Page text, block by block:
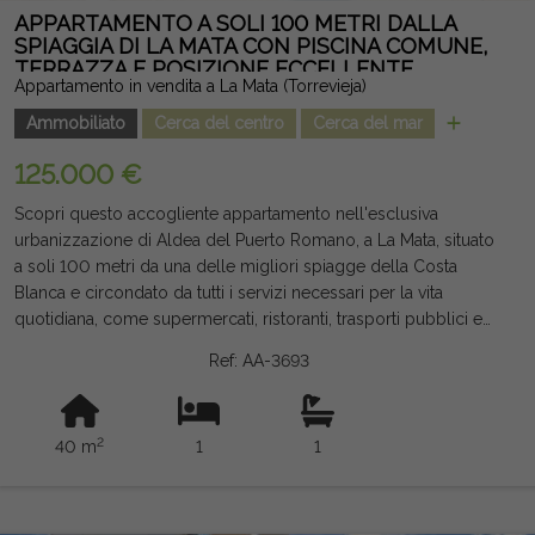
APPARTAMENTO A SOLI 100 METRI DALLA
SPIAGGIA DI LA MATA CON PISCINA COMUNE,
TERRAZZA E POSIZIONE ECCELLENTE
Appartamento in vendita a La Mata (Torrevieja)
Ammobiliato
Cerca del centro Cerca del mar
125.000 €
Scopri questo accogliente appartamento nell'esclusiva
urbanizzazione di Aldea del Puerto Romano, a La Mata, situato
a soli 100 metri da una delle migliori spiagge della Costa
Blanca e circondato da tutti i servizi necessari per la vita
quotidiana, come supermercati, ristoranti, trasporti pubblici e
pratica e funzionale con una camera da letto, un bagno, un
soggiorno-pranzo con una cucinetta integrata e una piacevole
terrazza esposta a ovest, perfetta per godersi il sole del
pomeriggio tutto l'anno. Situata al secondo piano senza
Ref: AA-3693
40 m2 1 1